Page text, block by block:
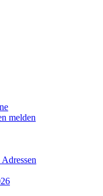
melden